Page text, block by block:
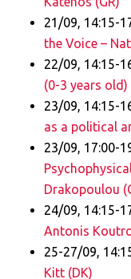
21/09, 14:15-
the Voice –
22/09, 14:15-
(0-3 years old)
23/09, 14:15-
as a political
23/09, 17:00-
Drakopoulou
24/09, 14:15-
Antonis
25-27/09,
Kitt (DK)